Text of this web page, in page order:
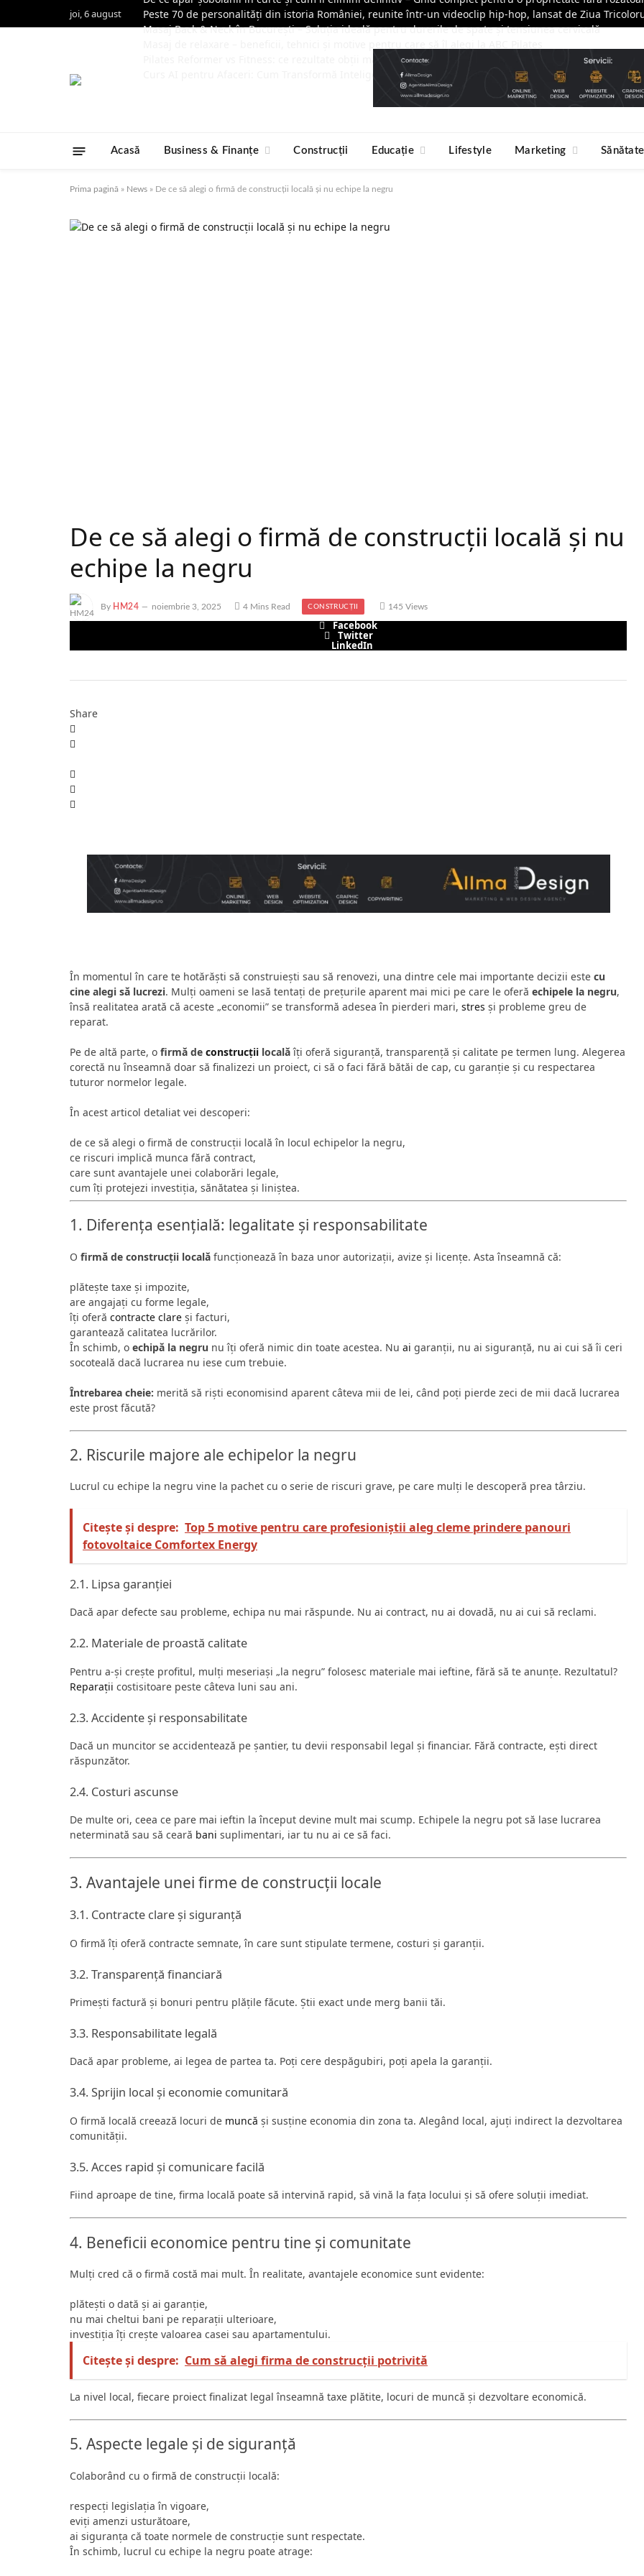
joi, 6 august
Peste 70 de personalități din istoria României, reunite într-un videoclip hip-hop, lansat de Ziua
Masaj Back & Neck în București – Soluția ideală pentru durerile de spate și tensiunea cervicală
Pilates Reformer vs Fitness: ce rezultate obții mai rapid?
Curs AI pentru Afaceri: Cum Transformă Inteligența Artificială Companiile Moderne și De Ce Este
Acasă Business & Finanțe Construcții Educație Lifestyle Marketing Sănătate
Prima pagină » News » De ce să alegi o firmă de construcții locală și nu echipe la negru
De ce să alegi o firmă de construcții locală și nu
echipe la negru
By HM24 noiembrie 3, 2025 4 Mins Read CONSTRUCȚII 145 Views
Facebook
Twitter
LinkedIn
Share
În momentul în care te hotărăști să construiești sau să renovezi, una dintre cele mai importante decizii este cu
cine alegi să lucrezi. Mulți oameni se lasă tentați de prețurile aparent mai mici pe care le oferă echipele la negru,
însă realitatea arată că aceste „economii” se transformă adesea în pierderi mari, stres și probleme greu de
reparat.
Pe de altă parte, o firmă de construcții localăîți oferă siguranță, transparență și calitate pe termen lung. Alegerea
corectă nu înseamnă doar să finalizezi un proiect, ci să o faci fără bătăi de cap, cu garanție și cu respectarea
tuturor normelor legale.
În acest articol detaliat vei descoperi:
de ce să alegi o firmă de construcții locală în locul echipelor la negru,
ce riscuri implică munca fără contract,
care sunt avantajele unei colaborări legale,
cum îți protejezi investiția, sănătatea și liniștea.
1. Diferența esențială: legalitate și responsabilitate
O firmă de construcții locală funcționează în baza unor autorizații, avize și licențe. Asta înseamnă că:
plătește taxe și impozite,
are angajați cu forme legale,
îți oferă contracte clare și facturi,
garantează calitatea lucrărilor.
În schimb, o echipă la negru nu îți oferă nimic din toate acestea. Nu ai garanții, nu ai siguranță, nu ai cui să îi ceri
socoteală dacă lucrarea nu iese cum trebuie.
Întrebarea cheie: merită să riști economisind aparent câteva mii de lei, când poți pierde zeci de mii dacă lucrarea
este prost făcută?
2. Riscurile majore ale echipelor la negru
Lucrul cu echipe la negru vine la pachet cu o serie de riscuri grave, pe care mulți le descoperă prea târziu.
Citește și despre: Top 5 motive pentru care profesioniștii aleg cleme prindere panouri
fotovoltaice Comfortex Energy
2.1. Lipsa garanției
Dacă apar defecte sau probleme, echipa nu mai răspunde. Nu ai contract, nu ai dovadă, nu ai cui să reclami.
2.2. Materiale de proastă calitate
Pentru a-și crește profitul, mulți meseriași „la negru” folosesc materiale mai ieftine, fără să te anunțe. Rezultatul?
Reparații costisitoare peste câteva luni sau ani.
2.3. Accidente și responsabilitate
Dacă un muncitor se accidentează pe șantier, tu devii responsabil legal și financiar. Fără contracte, ești direct
răspunzător.
2.4. Costuri ascunse
De multe ori, ceea ce pare mai ieftin la început devine mult mai scump. Echipele la negru pot să lase lucrarea
neterminată sau să ceară bani suplimentari, iar tu nu ai ce să faci.
3. Avantajele unei firme de construcții locale
3.1. Contracte clare și siguranță
O firmă îți oferă contracte semnate, în care sunt stipulate termene, costuri și garanții.
3.2. Transparență financiară
Primești factură și bonuri pentru plățile făcute. Știi exact unde merg banii tăi.
3.3. Responsabilitate legală
Dacă apar probleme, ai legea de partea ta. Poți cere despăgubiri, poți apela la garanții.
3.4. Sprijin local și economie comunitară
O firmă locală creează locuri de muncă și susține economia din zona ta. Alegând local, ajuți indirect la dezvoltarea
comunității.
3.5. Acces rapid și comunicare facilă
Fiind aproape de tine, firma locală poate să intervină rapid, să vină la fața locului și să ofere soluții imediat.
4. Beneficii economice pentru tine și comunitate
Mulți cred că o firmă costă mai mult. În realitate, avantajele economice sunt evidente:
plătești o dată și ai garanție,
nu mai cheltui bani pe reparații ulterioare,
investiția îți crește valoarea casei sau apartamentului.
Citește și despre: Cum să alegi firma de construcții potrivită
La nivel local, fiecare proiect finalizat legal înseamnă taxe plătite, locuri de muncă și dezvoltare economică.
5. Aspecte legale și de siguranță
Colaborând cu o firmă de construcții locală:
respecți legislația în vigoare,
eviți amenzi usturătoare,
ai siguranța că toate normele de construcție sunt respectate.
În schimb, lucrul cu echipe la negru poate atrage: